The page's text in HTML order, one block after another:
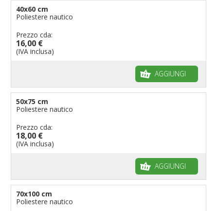
40x60 cm
Poliestere nautico
Prezzo cda:
16,00 €
(IVA inclusa)
AGGIUNGI
50x75 cm
Poliestere nautico
Prezzo cda:
18,00 €
(IVA inclusa)
AGGIUNGI
70x100 cm
Poliestere nautico